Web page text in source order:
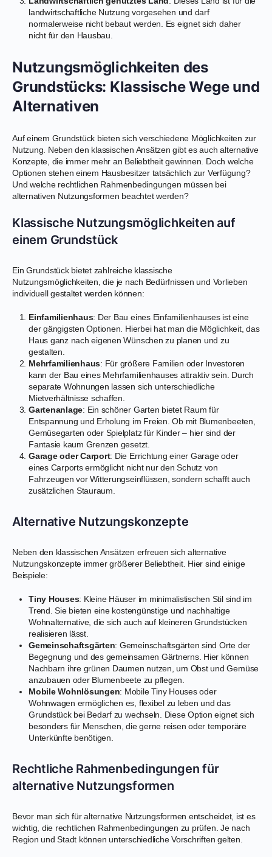
landwirtschaftliche Nutzung vorgesehen und darf
normalerweise nicht bebaut werden. Es eignet sich daher
nicht für den Hausbau.
Nutzungsmöglichkeiten des
Grundstücks: Klassische Wege und
Alternativen
Auf einem Grundstück bieten sich verschiedene Möglichkeiten zur
Nutzung. Neben den klassischen Ansätzen gibt es auch alternative
Konzepte, die immer mehr an Beliebtheit gewinnen. Doch welche
Optionen stehen einem Hausbesitzer tatsächlich zur Verfügung?
Und welche rechtlichen Rahmenbedingungen müssen bei
alternativen Nutzungsformen beachtet werden?
Klassische Nutzungsmöglichkeiten auf
einem Grundstück
Ein Grundstück bietet zahlreiche klassische
Nutzungsmöglichkeiten, die je nach Bedürfnissen und Vorlieben
individuell gestaltet werden können:
Einfamilienhaus: Der Bau eines Einfamilienhauses ist eine
der gängigsten Optionen. Hierbei hat man die Möglichkeit, das
Haus ganz nach eigenen Wünschen zu planen und zu
gestalten.
Mehrfamilienhaus: Für größere Familien oder Investoren
kann der Bau eines Mehrfamilienhauses attraktiv sein. Durch
separate Wohnungen lassen sich unterschiedliche
Mietverhältnisse schaffen.
Gartenanlage: Ein schöner Garten bietet Raum für
Entspannung und Erholung im Freien. Ob mit Blumenbeeten,
Gemüsegarten oder Spielplatz für Kinder – hier sind der
Fantasie kaum Grenzen gesetzt.
Garage oder Carport: Die Errichtung einer Garage oder
eines Carports ermöglicht nicht nur den Schutz von
Fahrzeugen vor Witterungseinflüssen, sondern schafft auch
zusätzlichen Stauraum.
Alternative Nutzungskonzepte
Neben den klassischen Ansätzen erfreuen sich alternative
Nutzungskonzepte immer größerer Beliebtheit. Hier sind einige
Beispiele:
Tiny Houses: Kleine Häuser im minimalistischen Stil sind im
Trend. Sie bieten eine kostengünstige und nachhaltige
Wohnalternative, die sich auch auf kleineren Grundstücken
realisieren lässt.
Gemeinschaftsgärten: Gemeinschaftsgärten sind Orte der
Begegnung und des gemeinsamen Gärtnerns. Hier können
Nachbarn ihre grünen Daumen nutzen, um Obst und Gemüse
anzubauen oder Blumenbeete zu pflegen.
Mobile Wohnlösungen: Mobile Tiny Houses oder
Wohnwagen ermöglichen es, flexibel zu leben und das
Grundstück bei Bedarf zu wechseln. Diese Option eignet sich
besonders für Menschen, die gerne reisen oder temporäre
Unterkünfte benötigen.
Rechtliche Rahmenbedingungen für
alternative Nutzungsformen
Bevor man sich für alternative Nutzungsformen entscheidet, ist es
wichtig, die rechtlichen Rahmenbedingungen zu prüfen. Je nach
Region und Stadt können unterschiedliche Vorschriften gelten.